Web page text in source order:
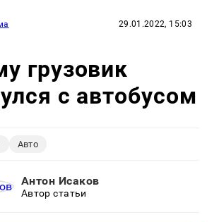
29.01.2022, 15:03
грузовик
с автобусом
Авто
Антон Исаков
Автор статьи